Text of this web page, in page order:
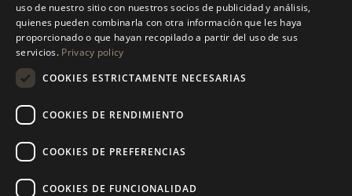
ENGLISH
SPANISH
uso de nuestro sitio con nuestros socios de publicidad y análisis,
quienes pueden combinarla con otra información que les haya
proporcionado o que hayan recopilado a partir del uso de sus
servicios. Privacy policy
COOKIES ESTRICTAMENTE NECESARIAS
COOKIES DE RENDIMIENTO
COOKIES DE PREFERENCIAS
COOKIES DE FUNCIONALIDAD